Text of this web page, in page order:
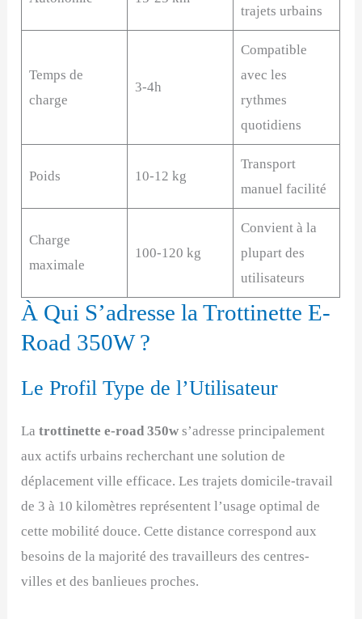
trajets urbains
Temps de
charge
3-4h
Compatible
avec les
rythmes
quotidiens
Poids 10-12 kg
Transport
manuel facilité
Charge
maximale
100-120 kg
Convient à la
plupart des
utilisateurs
À Qui S’adresse la Trottinette E-
Road 350W ?
Le Profil Type de l’Utilisateur
Latrottinette e-road 350w s’adresse principalement
aux actifs urbains recherchant une solution de
déplacement ville efficace. Les trajets domicile-travail
de 3 à 10 kilomètres représentent l’usage optimal de
cette mobilité douce. Cette distance correspond aux
besoins de la majorité des travailleurs des centres-
villes et des banlieues proches.